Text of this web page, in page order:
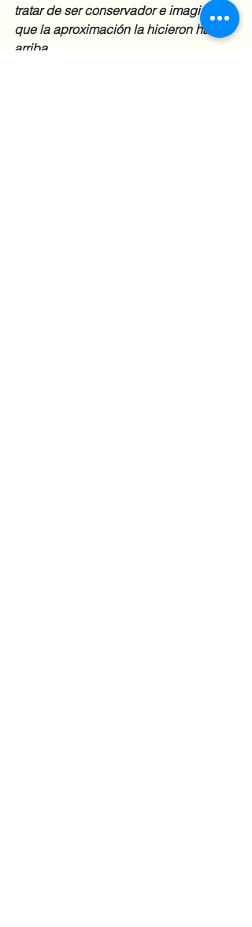
tratar de ser conservador e imaginar
que la aproximación la hicieron hacia
arriba.